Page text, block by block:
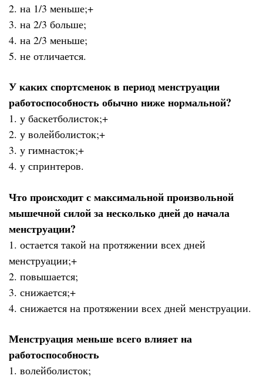
2. на 1/3 меньше;+
3. на 2/3 больше;
4. на 2/3 меньше;
5. не отличается.
У каких спортсменок в период менструации
работоспособность обычно ниже нормальной?
1. у баскетболисток;+
2. у волейболисток;+
3. у гимнасток;+
4. у спринтеров.
Что происходит с максимальной произвольной
мышечной силой за несколько дней до начала
менструации?
1. остается такой на протяжении всех дней
менструации;+
2. повышается;
3. снижается;+
4. снижается на протяжении всех дней менструации.
Менструация меньше всего влияет на
работоспособность
1. волейболисток;